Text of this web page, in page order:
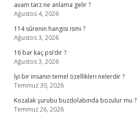
avam tarz ne anlama gelir ?
Ağustos 4, 2026
114 sûrenin hangisi ismi ?
Ağustos 3, 2026
16 bar kaç psi’dir ?
Ağustos 3, 2026
İyi bir insanın temel özellikleri nelerdir ?
Temmuz 30, 2026
Kozalak şurubu buzdolabında bozulur mu ?
Temmuz 26, 2026